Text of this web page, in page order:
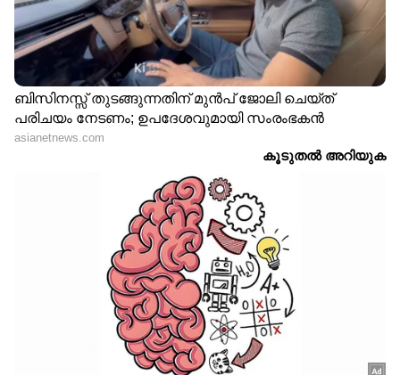
അവിടുത്തെ ജനങ്ങൾക്കുള്ള പിന്തുണ ഇന്ത്യ
തുടരും. അവിടുത്തെ സംഭവവികാസങ്ങൾ
വിദേശകാര്യമന്ത്രാലയം വിലയിരുത്തുകയാണ്.
സാമ്പത്തിക വിഷയങ്ങൾ മാത്രമാണ് ഇപ്പോൾ
പരിഗണിക്കുന്നത്. പാശ്ചാത്യ, ഗൾഫ്
രാജ്യങ്ങൾക്ക് മോദി സർക്കാരുമായി നല്ല
ബന്ധമാണുള്ളത്. അവർക്ക് ഇന്ത്യൻ
സർക്കാരിൽ വിശ്വാസം ഉണ്ട്.